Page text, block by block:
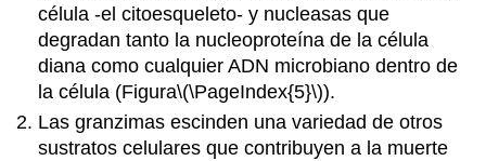
célula -el citoesqueleto- y nucleasas que
degradan tanto la nucleoproteína de la célula
diana comocualquier ADN microbiano dentro de
la célula (Figura\(\PageIndex{5}\)).
Lasgranzimas escinden una variedad de otros
sustratos celulares que contribuyen a la muerte